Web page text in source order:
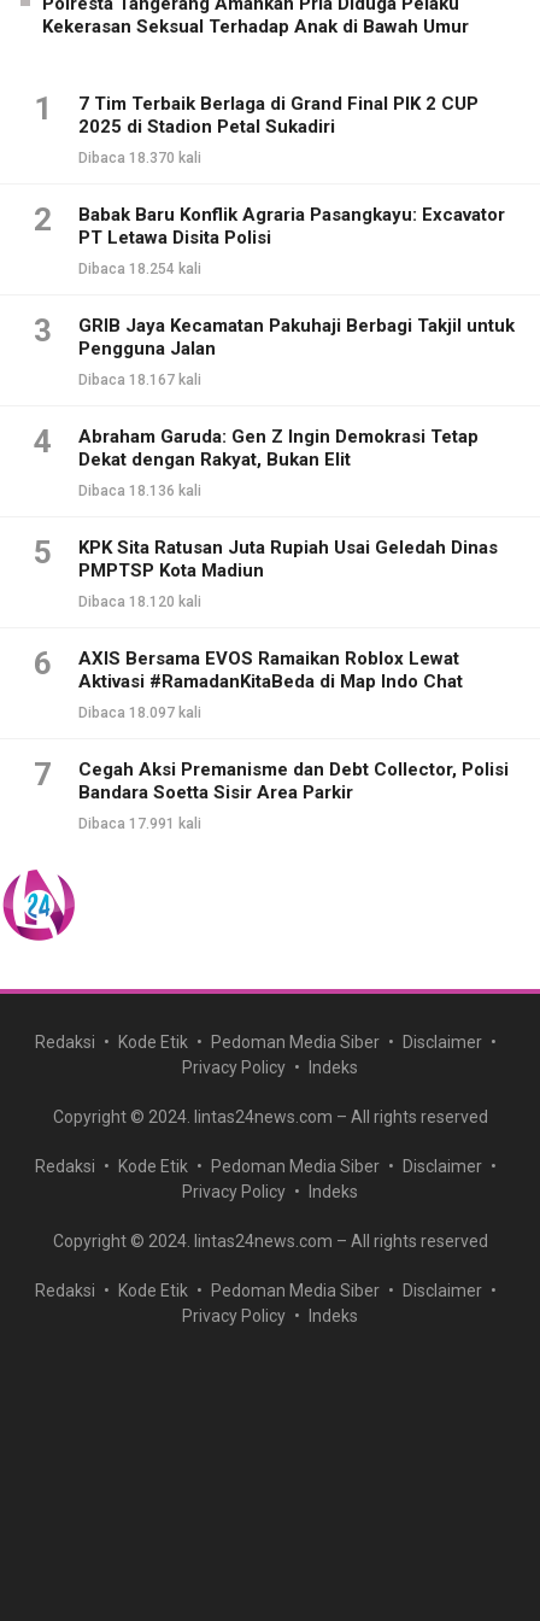
Kekerasan Seksual Terhadap Anak di Bawah Umur
1
7 Tim Terbaik Berlaga di Grand Final PIK 2 CUP
2025 di Stadion Petal Sukadiri
Dibaca 18.370 kali
2
Babak Baru Konflik Agraria Pasangkayu: Excavator
PT Letawa Disita Polisi
Dibaca 18.254 kali
3
GRIB Jaya Kecamatan Pakuhaji Berbagi Takjil untuk
Pengguna Jalan
Dibaca 18.167 kali
4
Abraham Garuda: Gen Z Ingin Demokrasi Tetap
Dekat dengan Rakyat, Bukan Elit
Dibaca 18.136 kali
5
KPK Sita Ratusan Juta Rupiah Usai Geledah Dinas
PMPTSP Kota Madiun
Dibaca 18.120 kali
6
AXIS Bersama EVOS Ramaikan Roblox Lewat
Aktivasi #RamadanKitaBeda di Map Indo Chat
Dibaca 18.097 kali
7
Cegah Aksi Premanisme dan Debt Collector, Polisi
Bandara Soetta Sisir Area Parkir
Dibaca 17.991 kali
Redaksi Kode Etik Pedoman Media Siber
Disclaimer
Privacy Policy
Indeks
Copyright © 2024. lintas24news.com – All rights reserved
Redaksi Kode Etik Pedoman Media Siber
Disclaimer
Privacy Policy
Indeks
Copyright © 2024. lintas24news.com – All rights reserved
Redaksi Kode Etik Pedoman Media Siber
Disclaimer
Privacy Policy
Indeks